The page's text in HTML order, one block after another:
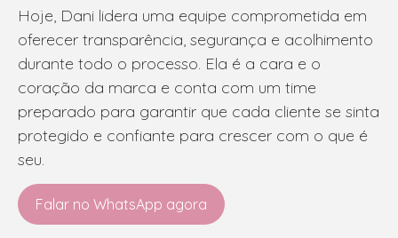
Hoje, Dani lidera uma equipe comprometida em
oferecer transparência, segurança e acolhimento
durante todo o processo. Ela é a cara e o
coração da marca e conta com um time
preparado para garantir que cada cliente se sinta
protegido e confiante para crescer com o que é
seu.
Falar no WhatsApp agora